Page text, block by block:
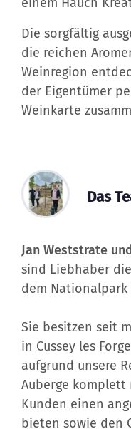
Die sorgfältig
die reichen
Weinregion
der Eigentümer
Weinkarte
Das
Jan Weststrate
sind Liebhaber
dem Nationalpark
Sie besitzen seit
in Cussey les
aufgrund unsere
Auberge komplett
Kunden einen
bieten sowie den